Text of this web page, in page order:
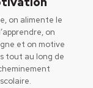
on alimente le
on
et on motive
tout au long de
scolaire.